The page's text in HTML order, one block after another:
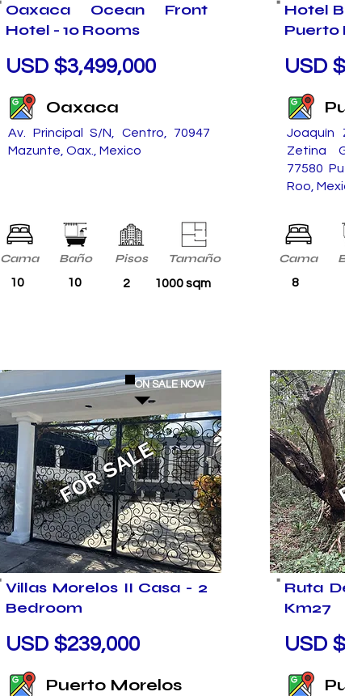
Oaxaca Ocean Front
Hotel - 10 Rooms
USD $3,499,000
Oaxaca
Av. Principal S/N, Centro, 70947
Mazunte, Oax., Mexico
Cama Baño Pisos Tamaño
10 10 2 1000 sqm
ON SALE NOW
FOR SALE
Villas Morelos II Casa - 2
Bedroom
USD $239,000
Puerto Morelos
Hotel
Puerto
USD
Joaquín
Zetina
77580
Roo,
Cama
8
Ruta
Km27
USD